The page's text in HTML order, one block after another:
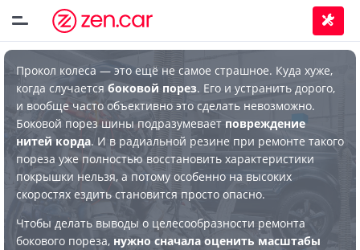
Прокол колеса — это ещё не самое страшное. Куда хуже,
когда случается боковой порез. Его и устранить дорого,
и вообще часто объективно это сделать невозможно.
Боковой порез шины подразумевает повреждение
нитей корда. И в радиальной резине при ремонте такого
пореза уже полностью восстановить характеристики
покрышки нельзя, а потому особенно на высоких
скоростях ездить становится просто опасно.
Чтобы делать выводы о целесообразности ремонта
бокового пореза, нужно сначала оценить масштабы